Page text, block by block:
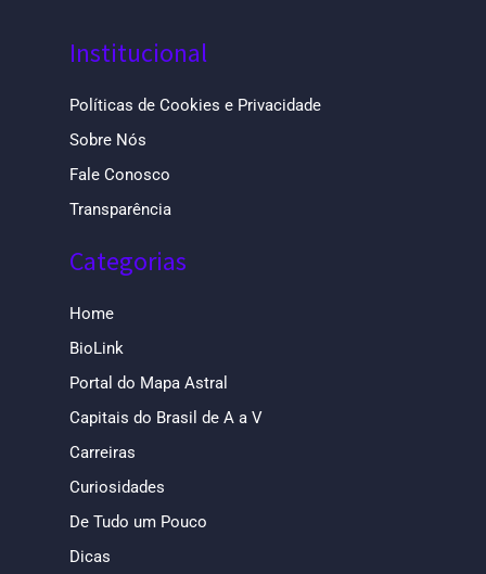
Institucional
Políticas de Cookies e Privacidade
Sobre Nós
Fale Conosco
Transparência
Categorias
Home
BioLink
Portal do Mapa Astral
Capitais do Brasil de A a V
Carreiras
Curiosidades
De Tudo um Pouco
Dicas